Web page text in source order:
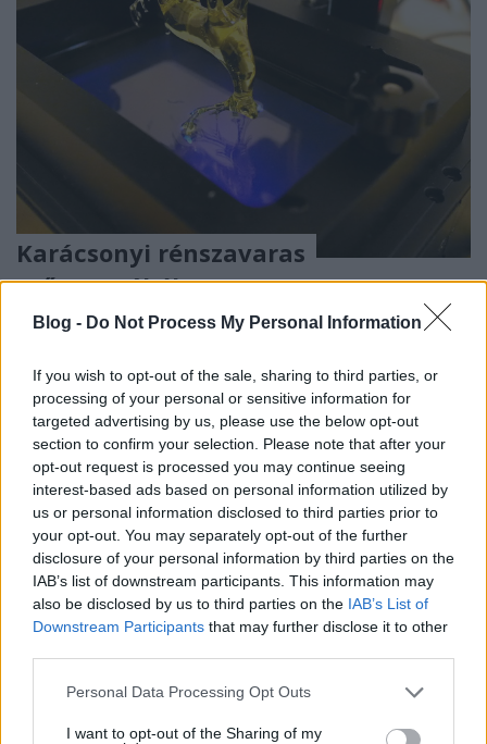
Blog - Do Not Process My Personal Information
If you wish to opt-out of the sale, sharing to third parties, or
processing of your personal or sensitive information for
targeted advertising by us, please use the below opt-out
section to confirm your selection. Please note that after your
opt-out request is processed you may continue seeing
interest-based ads based on personal information utilized by
us or personal information disclosed to third parties prior to
your opt-out. You may separately opt-out of the further
disclosure of your personal information by third parties on the
IAB’s list of downstream participants. This information may
also be disclosed by us to third parties on the IAB’s List of
Downstream Participants that may further disclose it to other
Please note that this website/app uses one or more Google
not limited to your visit or usage behaviour. You may click to
Personal Data Processing Opt Outs
I want to opt-out of the Sharing of my
Karácsonyi rénszavaras
műgyantából
B. Bence •2017. december 23.